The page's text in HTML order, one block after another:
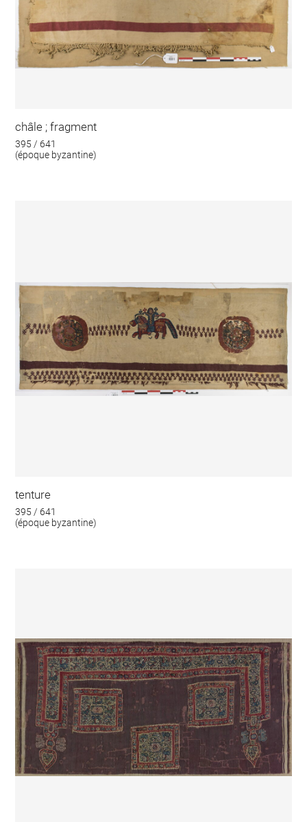
châle ; fragment
395 / 641
(époque byzantine)
tenture
395 / 641
(époque byzantine)